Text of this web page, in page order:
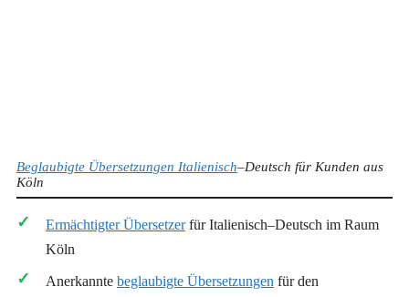
Beglaubigte Übersetzungen Italienisch–Deutsch für Kunden aus
Köln
Ermächtigter Übersetzerfür Italienisch–Deutsch im Raum
Köln
Anerkannte beglaubigte Übersetzungen für den